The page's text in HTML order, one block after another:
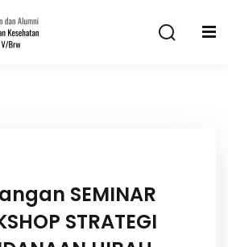
SEMINAR
STRATEGI